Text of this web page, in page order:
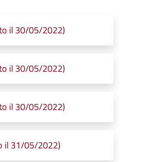
il 30/05/2022)
il 30/05/2022)
il 30/05/2022)
il 31/05/2022)